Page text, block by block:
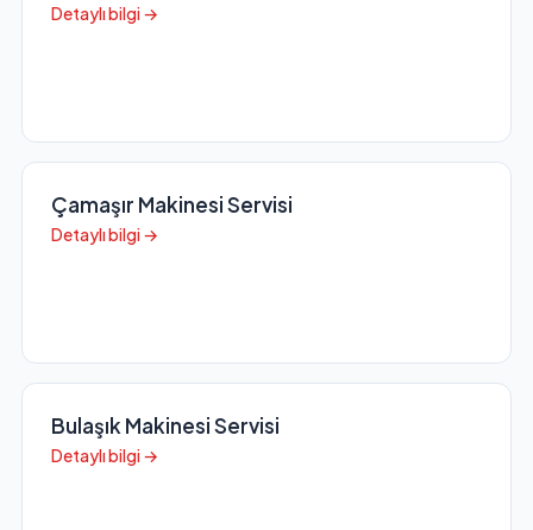
Detaylı bilgi →
Çamaşır Makinesi Servisi
Detaylı bilgi →
Bulaşık Makinesi Servisi
Detaylı bilgi →